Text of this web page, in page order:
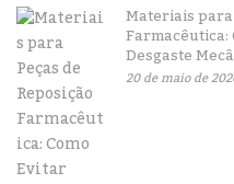
Materiais para
Farmacêutica:
Desgaste
20 de maio de